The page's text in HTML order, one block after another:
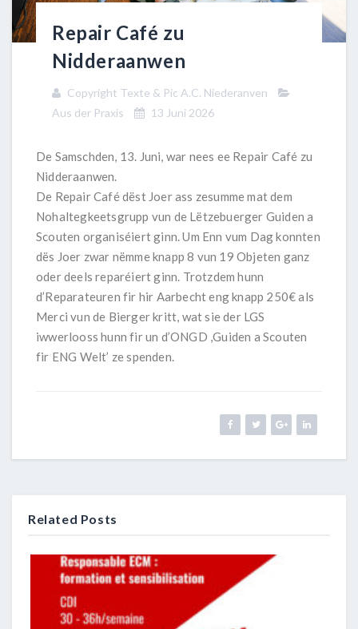
Repair Café zu
Nidderaanwen
Copyright Texte & Pic A.C. Niederanven
Aus der Praxis
13 Juni 2026
De Samschden, 13. Juni, war nees ee Repair Café zu
Nidderaanwen.
De Repair Café dëst Joer ass zesumme mat dem
Nohaltegkeetsgrupp vun de Lëtzebuerger Guiden a
Scouten organiséiert ginn. Um Enn vum Dag konnten
dës Joer zwar nëmme knapp 8 vun 19 Objeten ganz
oder deels reparéiert ginn. Trotzdem hunn
d’Reparateuren fir hir Aarbecht eng knapp 250€ als
Merci vun de Bierger kritt, wat sie der LGS
iwwerlooss hunn fir un d’ONGD ,Guiden a Scouten
fir ENG Welt’ ze spenden.
Related Posts